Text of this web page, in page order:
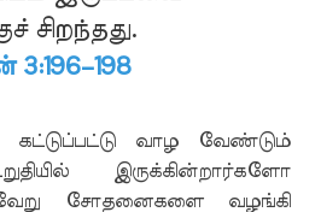
சிறந்தது.
3:196–198
கட்டுப்பட்டு வாழ வேண்டும்
இருக்கின்றார்களோ
சோதனைகளை வழங்கி